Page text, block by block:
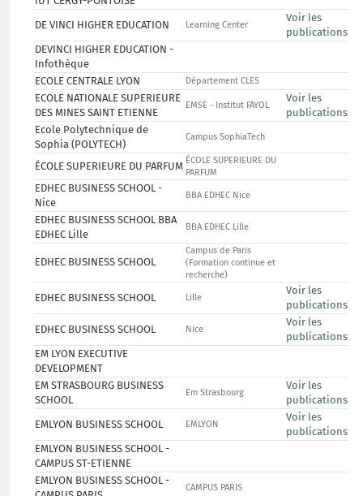
DE VINCI HIGHER EDUCATION
Learning Center
Voir les
publications
DEVINCI HIGHER EDUCATION -
Infothèque
ECOLE CENTRALE LYON
Département CLES
ECOLE NATIONALE SUPERIEURE
DES MINES SAINT ETIENNE
EMSE - Institut FAYOL
Voir les
publications
Ecole Polytechnique de
Sophia (POLYTECH)
Campus SophiaTech
ÉCOLE SUPERIEURE DU PARFUM ÉCOLE SUPERIEURE DU
PARFUM
EDHEC BUSINESS SCHOOL -
Nice
BBA EDHEC Nice
EDHEC BUSINESS SCHOOL BBA
EDHEC Lille
BBA EDHEC Lille
EDHEC BUSINESS SCHOOL
Campus de Paris
(Formation continue et
recherche)
EDHEC BUSINESS SCHOOL Lille
Voir les
publications
EDHEC BUSINESS SCHOOL
Nice
Voir les
publications
EM LYON EXECUTIVE
DEVELOPMENT
EM STRASBOURG BUSINESS
SCHOOL
Em Strasbourg
Voir les
publications
EMLYON BUSINESS SCHOOL
EMLYON
Voir les
publications
EMLYON BUSINESS SCHOOL -
CAMPUS ST-ETIENNE
EMLYON BUSINESS SCHOOL -
CAMPUS PARIS